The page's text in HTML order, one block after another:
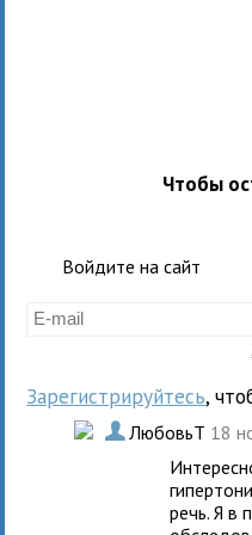
Чтобы
Войдите на сайт
Зарегистрируйтесь,
. ЛюбовьТ 18
речь. Я в